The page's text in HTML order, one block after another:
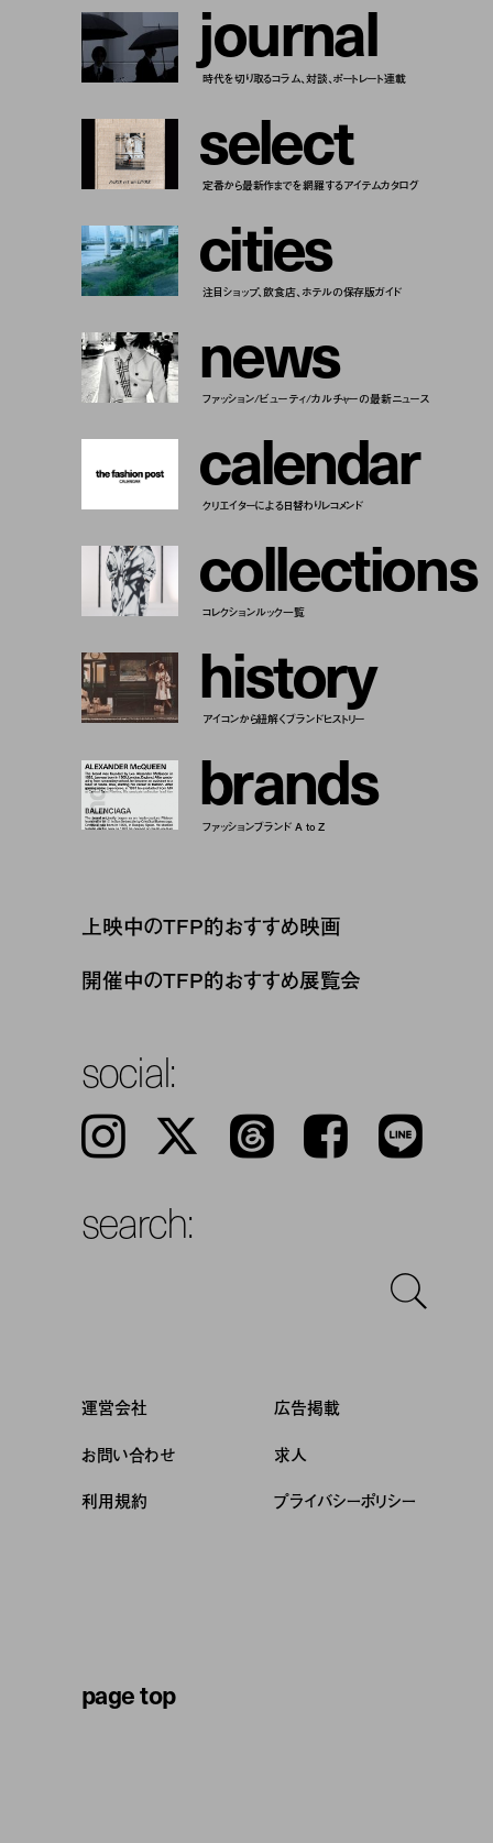
journal
時代を切り取るコラム、対談、ポートレート連載
select
定番から最新作までを網羅するアイテムカタログ
cities
注目ショップ、飲食店、ホテルの保存版ガイド
news
ファッション/ビューティ/カルチャーの最新ニュース
calendar
クリエイターによる日替わりレコメンド
collections
コレクションルック一覧
history
アイコンから紐解くブランドヒストリー
brands
ファッションブランド A to Z
上映中のTFP的おすすめ映画
開催中のTFP的おすすめ展覧会
social:
Instagram 𝕏 Threads Facebook LINE
search:
運営会社
広告掲載
お問い合わせ
求人
利用規約 プライバシーポリシー
page top